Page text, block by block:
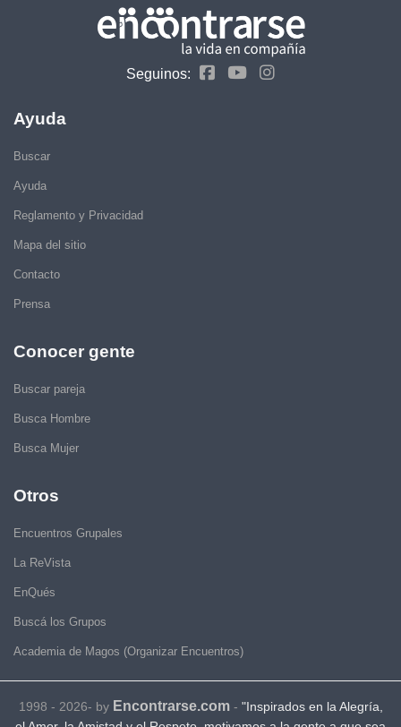
Seguinos:
Ayuda
Buscar
Ayuda
Reglamento y Privacidad
Mapa del sitio
Contacto
Prensa
Conocer gente
Buscar pareja
Busca Hombre
Busca Mujer
Otros
Encuentros Grupales
La ReVista
EnQués
Buscá los Grupos
Academia de Magos (Organizar Encuentros)
1998 - 2026- by Encontrarse.com- "Inspirados en la Alegría,